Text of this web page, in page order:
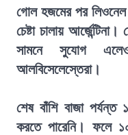
গোল হজমের পর লিওনেল
চেষ্টা চালায়
সামনে সুযোগ
আলবিসেলেস্তেরা।
শেষ বাঁশি বাজা
করতে পারেনি। ফলে